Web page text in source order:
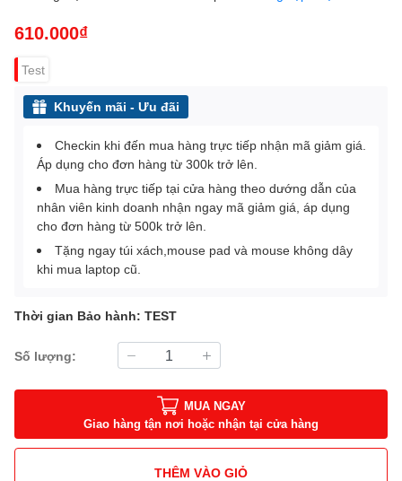
610.000₫
Test
Khuyến mãi - Ưu đãi
Checkin khi đến mua hàng trực tiếp nhận mã giảm giá.
Áp dụng cho đơn hàng từ 300k trở lên.
Mua hàng trực tiếp tại cửa hàng theo dướng dẫn của
nhân viên kinh doanh nhận ngay mã giảm giá, áp dụng
cho đơn hàng từ 500k trở lên.
Tặng ngay túi xách,mouse pad và mouse không dây
khi mua laptop cũ.
Thời gian Bảo hành: TEST
Số lượng:
MUA NGAY
Giao hàng tận nơi hoặc nhận tại cửa hàng
THÊM VÀO GIỎ